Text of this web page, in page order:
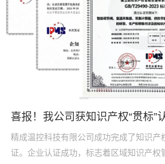
喜报！我公司获知识产权“贯标”
精成温控科技有限公司成功完成了知识产
证。企业认证成功，标志着区域知识产权